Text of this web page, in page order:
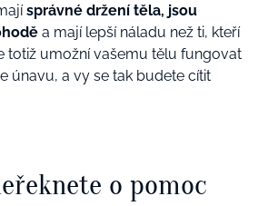
správné držení těla, jsou
a mají lepší náladu než ti, kteří
totiž umožní vašemu tělu fungovat
únavu, a vy se tak budete cítit
o pomoc